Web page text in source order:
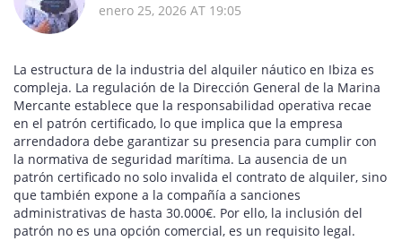
enero 25, 2026 AT 19:05
La estructura de la industria del alquiler náutico en Ibiza es
compleja. La regulación de la Dirección General de la Marina
Mercante establece que la responsabilidad operativa recae
en el patrón certificado, lo que implica que la empresa
arrendadora debe garantizar su presencia para cumplir con
la normativa de seguridad marítima. La ausencia de un
patrón certificado no solo invalida el contrato de alquiler, sino
que también expone a la compañía a sanciones
administrativas de hasta 30.000€. Por ello, la inclusión del
patrón no es una opción comercial, es un requisito legal.